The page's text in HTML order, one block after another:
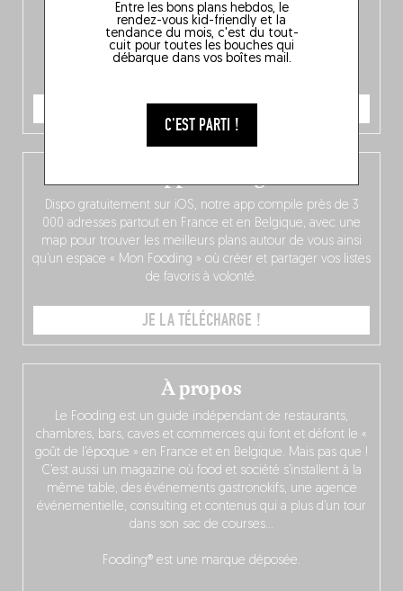
Entre les bons plans hebdos, le
rendez-vous kid-friendly et la
tendance du mois, c'est du tout-
cuit pour toutes les bouches qui
débarque dans vos boîtes mail.
C'EST PARTI !
JE COMMANDE
À propos
Le Fooding est un guide indépendant de restaurants,
chambres, bars, caves et commerces qui font et défont le «
goût de l’époque » en France et en Belgique. Mais pas que !
C’est aussi un magazine où food et société s’installent à la
même table, des événements gastronokifs, une agence
événementielle, consulting et contenus qui a plus d’un tour
dans son sac de courses…
Fooding® est une marque déposée.
Dispo gratuitement sur iOS, notre app compile près de 3
000 adresses partout en France et en Belgique, avec une
map pour trouver les meilleurs plans autour de vous ainsi
qu’un espace « Mon Fooding » où créer et partager vos listes
de favoris à volonté.
JE LA TÉLÉCHARGE !